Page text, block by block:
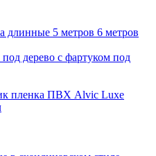
длинные 5 метров 6 метров
дерево с фартуком под
пленка ПВХ Alvic Luxe